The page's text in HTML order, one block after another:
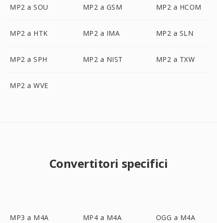
MP2 a SOU MP2 a GSM MP2 a HCOM
MP2 a HTK MP2 a IMA MP2 a SLN
MP2 a SPH MP2 a NIST MP2 a TXW
MP2 a WVE
Convertitori specifici
MP3 a M4A MP4 a M4A OGG a M4A